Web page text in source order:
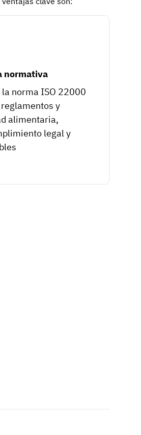
normativa
norma ISO 22000
y
alimentaria,
legal y